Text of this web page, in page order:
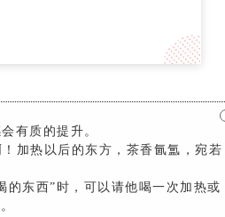
有质的提升。
加热以后的东方，茶香氤氲，宛若
的东西”时，可以请他喝一次加热或